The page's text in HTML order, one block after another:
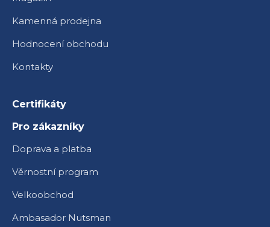
Kamenná prodejna
Hodnocení obchodu
Kontakty
Certifikáty
Pro zákazníky
Doprava a platba
Věrnostní program
Velkoobchod
Ambasador Nutsman